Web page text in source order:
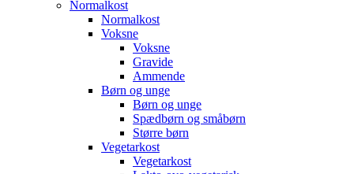
Normalkost
Normalkost
Voksne
Voksne
Gravide
Ammende
Børn og unge
Børn og unge
Spædbørn og småbørn
Større børn
Vegetarkost
Vegetarkost